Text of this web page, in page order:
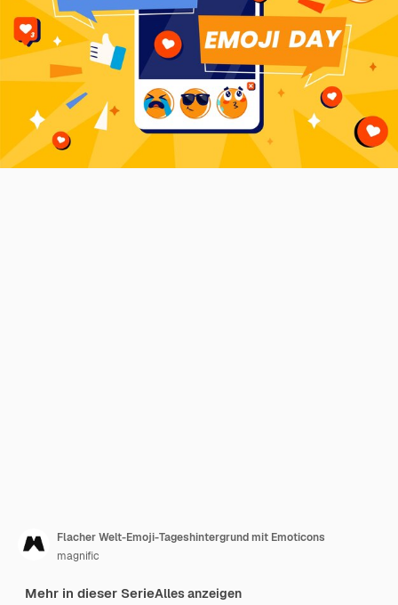
Flacher Welt-Emoji-Tageshintergrund mit Emoticons
magnific
Mehr in dieser SerieAlles anzeigen